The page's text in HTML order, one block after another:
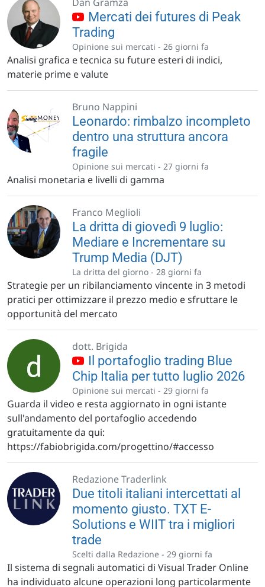
Mercati dei futures di Peak
Trading
Opinione sui mercati - 26 giorni fa
Analisi grafica e tecnica su future esteri di indici,
materie prime e valute
Bruno Nappini
Leonardo: rimbalzo incompleto
dentro una struttura ancora
fragile
Opinione sui mercati - 27 giorni fa
Analisi monetaria e livelli di gamma
Franco Meglioli
La dritta di giovedì 9 luglio:
Mediare e Incrementare su
Trump Media (DJT)
La dritta del giorno - 28 giorni fa
Strategie per un ribilanciamento vincente in 3 metodi
pratici per ottimizzare il prezzo medio e sfruttare le
opportunità del mercato
dott. Brigida
Il portafoglio trading Blue
Chip Italia per tutto luglio 2026
Opinione sui mercati - 29 giorni fa
Guarda il video e resta aggiornato in ogni istante
sull'andamento del portafoglio accedendo
gratuitamente da qui:
https://fabiobrigida.com/progettino/#accesso
Redazione Traderlink
Due titoli italiani intercettati al
momento giusto. TXT E-
Solutions e WIIT tra i migliori
trade
Scelti dalla Redazione - 29 giorni fa
Il sistema di segnali automatici di Visual Trader Online
ha individuato alcune operazioni long particolarmente